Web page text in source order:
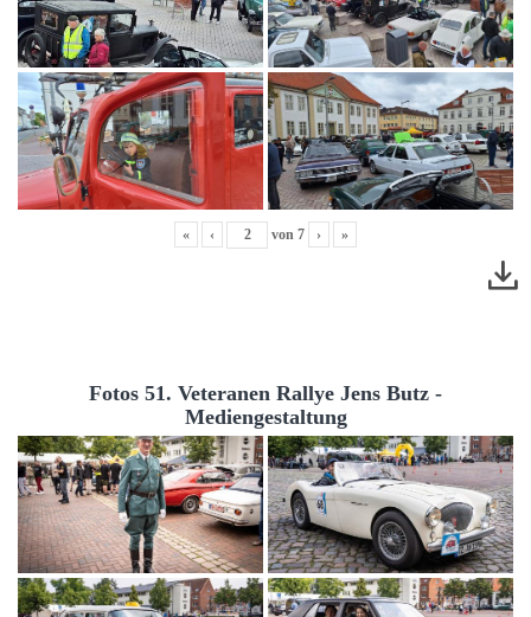
« ‹ von 7 › »
Fotos 51. Veteranen Rallye Jens Butz -
Mediengestaltung